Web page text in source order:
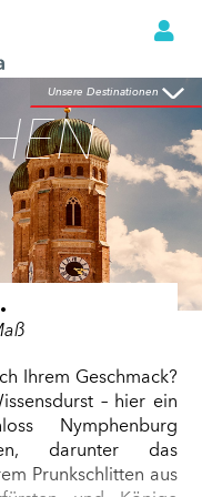
Unsere Destinationen
Unsere Destinationen
Ihrem Geschmack?
– hier ein
Nymphenburg
darunter das
Prunkschlitten aus
Geschichte der
Sie bei einem
Garten in kurzer
für die Sie sonst
offen. Und wenn
lernen möchten,
Museum von
und Technik